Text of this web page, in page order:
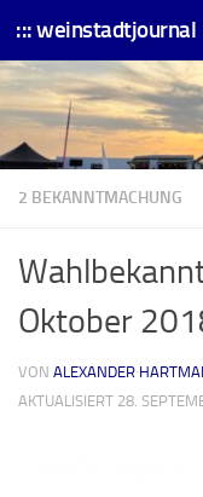
Skip to content
::: weinstadtjournal
2 BEKANNTMACHUNG
Oktober
VON ALEXANDER
AKTUALISIERT 28.